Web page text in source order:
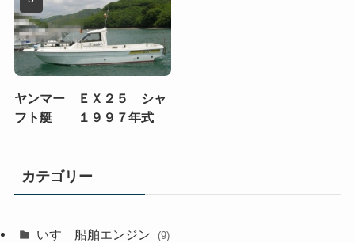
ヤンマー ＥＸ２５ シャ
フト艇 １９９７年式
カテゴリー
いすゞ船舶エンジン (9)